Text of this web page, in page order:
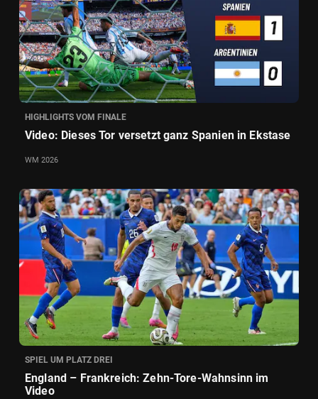
HIGHLIGHTS VOM FINALE
Video: Dieses Tor versetzt ganz Spanien in Ekstase
WM 2026
SPIEL UM PLATZ DREI
England – Frankreich: Zehn-Tore-Wahnsinn im
Video